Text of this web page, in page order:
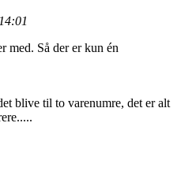
med. Så der er kun én
blive til to varenumre, det er alt